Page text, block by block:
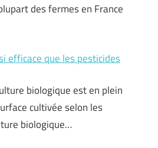
des fermes en France
efficace que les pesticides
biologique est en plein
cultivée selon les
biologique…